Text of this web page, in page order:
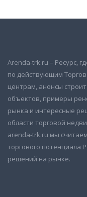
Arenda-trk.ru – Ресурс,
по действующим
центрам, анонсы
объектов, примеры
рынка и интересные
области торговой
arenda-trk.ru мы
торгового потенциала
решений на рынке.